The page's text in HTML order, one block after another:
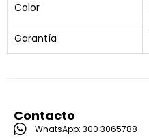
Color
Garantía
Contacto
WhatsApp: 300 3065788